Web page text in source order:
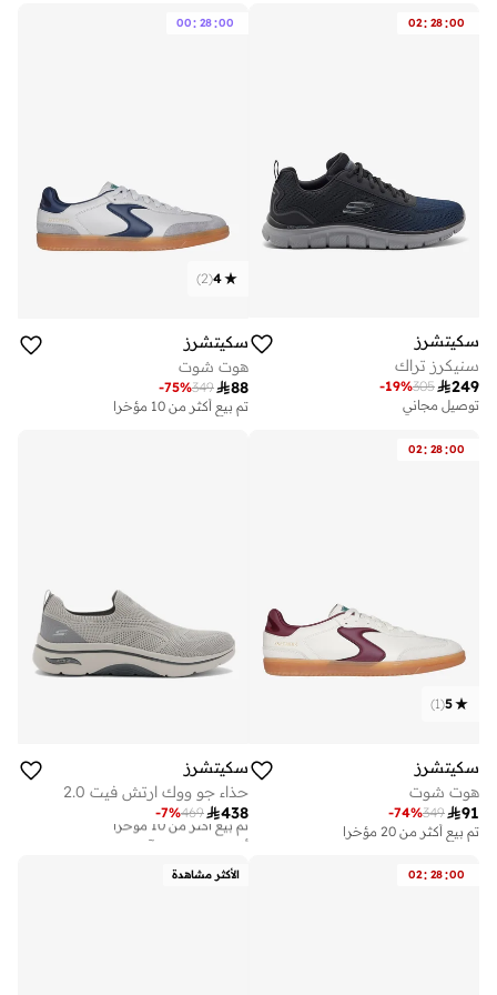
02: 28:00
سكيتشرز
سنيكرز تراك
249
305
-19%
توصيل مجاني
00: 28:00
4
(
2
)
سكيتشرز
هوت شوت
88
349
-75%
تم بيع أكثر من 10 مؤخرا
02: 28:00
5
(
1
)
سكيتشرز
هوت شوت
91
349
-74%
تم بيع أكثر من 20 مؤخرا
سكيتشرز
حذاء جو ووك ارتش فيت 2.0
438
469
-7%
أفضل سعر خلال آخر 30 يوم
توصيل مجاني
أفضل سعر خلال آخر 30 يوم
02: 28:00 الأكثر مشاهدة